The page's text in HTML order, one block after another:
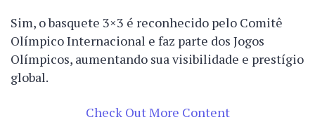
Sim, o basquete 3×3 é reconhecido pelo Comitê
Olímpico Internacional e faz parte dos Jogos
Olímpicos, aumentando sua visibilidade e prestígio
global.
Check Out More Content